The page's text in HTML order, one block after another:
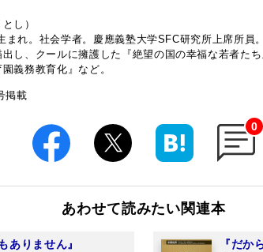
し）
まれ。社会学者。慶應義塾大学SFC研究所上席所員
し、クールに擁護した『絶望の国の幸福な若者た
義務教育化』など。
掲載
0
あわせて読みたい関連本
ありません』
『だか